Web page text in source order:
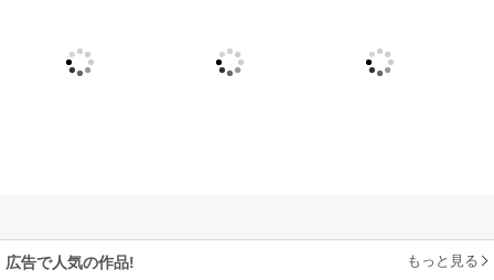
広告で人気の作品! もっと見る